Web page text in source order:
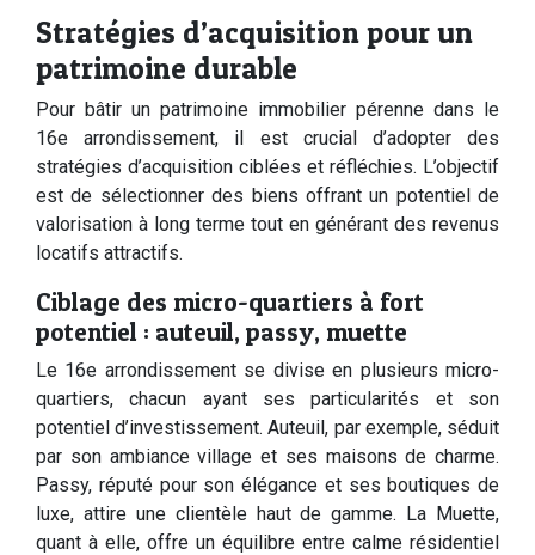
Stratégies d’acquisition pour un
patrimoine durable
Pour bâtir un patrimoine immobilier pérenne dans le
16e arrondissement, il est crucial d’adopter des
stratégies d’acquisition ciblées et réfléchies. L’objectif
est de sélectionner des biens offrant un potentiel de
valorisation à long terme tout en générant des revenus
locatifs attractifs.
Ciblage des micro-quartiers à fort
potentiel : auteuil, passy, muette
Le 16e arrondissement se divise en plusieurs micro-
quartiers, chacun ayant ses particularités et son
potentiel d’investissement. Auteuil, par exemple, séduit
par son ambiance village et ses maisons de charme.
Passy, réputé pour son élégance et ses boutiques de
luxe, attire une clientèle haut de gamme. La Muette,
quant à elle, offre un équilibre entre calme résidentiel